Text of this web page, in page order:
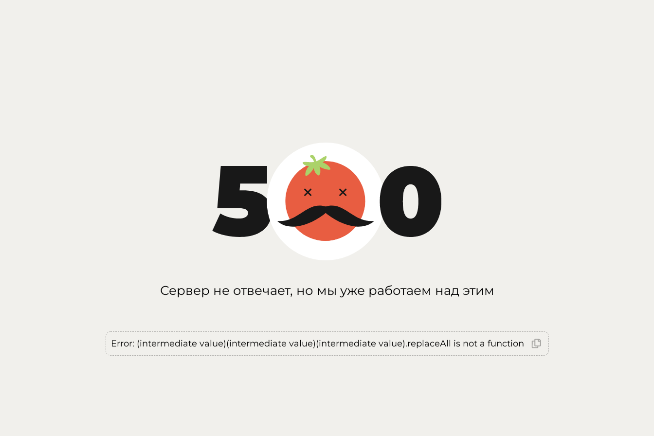
Сервер не отвечает, но мы уже работаем над этим
Error: (intermediate value)(intermediate value)(intermediate value).replaceAll is not a function